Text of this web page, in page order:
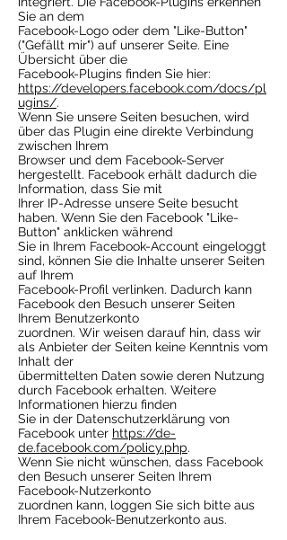
Sie an dem
Facebook-Logo oder dem "Like-Button"
("Gefällt mir") auf unserer Seite. Eine
Übersicht über die
Facebook-Plugins finden Sie hier:
https://developers.facebook.com/docs/pl
ugins/.
Wenn Sie unsere Seiten besuchen, wird
über das Plugin eine direkte Verbindung
zwischen Ihrem
Browser und dem Facebook-Server
hergestellt. Facebook erhält dadurch die
Information, dass Sie mit
Ihrer IP-Adresse unsere Seite besucht
haben. Wenn Sie den Facebook "Like-
Button" anklicken während
Sie in Ihrem Facebook-Account eingeloggt
sind, können Sie die Inhalte unserer Seiten
auf Ihrem
Facebook-Profil verlinken. Dadurch kann
Facebook den Besuch unserer Seiten
Ihrem Benutzerkonto
zuordnen. Wir weisen darauf hin, dass wir
als Anbieter der Seiten keine Kenntnis vom
Inhalt der
übermittelten Daten sowie deren Nutzung
durch Facebook erhalten. Weitere
Informationen hierzu finden
Sie in der Datenschutzerklärung von
Facebook unter https://de-
de.facebook.com/policy.php.
Wenn Sie nicht wünschen, dass Facebook
den Besuch unserer Seiten Ihrem
Facebook-Nutzerkonto
zuordnen kann, loggen Sie sich bitte aus
Ihrem Facebook-Benutzerkonto aus.